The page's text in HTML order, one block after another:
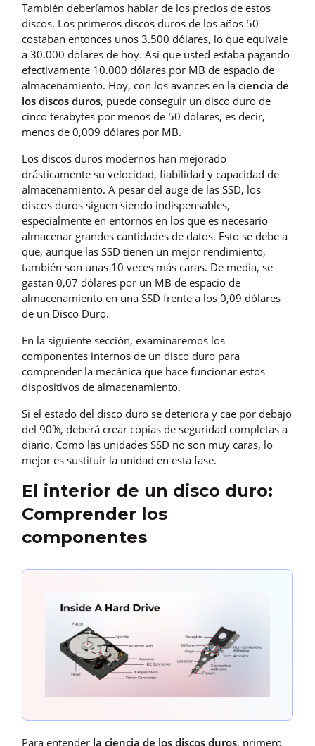
También deberíamos hablar de los precios de estos
discos. Los primeros discos duros de los años 50
costaban entonces unos 3.500 dólares, lo que equivale
a 30.000 dólares de hoy. Así que usted estaba pagando
efectivamente 10.000 dólares por MB de espacio de
almacenamiento. Hoy, con los avances en la ciencia de
los discos duros, puede conseguir un disco duro de
cinco terabytes por menos de 50 dólares, es decir,
menos de 0,009 dólares por MB.
Los discos duros modernos han mejorado
drásticamente su velocidad, fiabilidad y capacidad de
almacenamiento. A pesar del auge de las SSD, los
discos duros siguen siendo indispensables,
especialmente en entornos en los que es necesario
almacenar grandes cantidades de datos. Esto se debe a
que, aunque las SSD tienen un mejor rendimiento,
también son unas 10 veces más caras. De media, se
gastan 0,07 dólares por un MB de espacio de
almacenamiento en una SSD frente a los 0,09 dólares
de un Disco Duro.
En la siguiente sección, examinaremos los
componentes internos de un disco duro para
comprender la mecánica que hace funcionar estos
dispositivos de almacenamiento.
Si el estado del disco duro se deteriora y cae por debajo
del 90%, deberá crear copias de seguridad completas a
diario. Como las unidades SSD no son muy caras, lo
mejor es sustituir la unidad en esta fase.
El interior de un disco duro:
Comprender los
componentes
Para entender la ciencia de los discos duros, primero